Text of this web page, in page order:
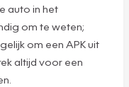
auto in het
om te weten;
om een APK uit
altijd voor een